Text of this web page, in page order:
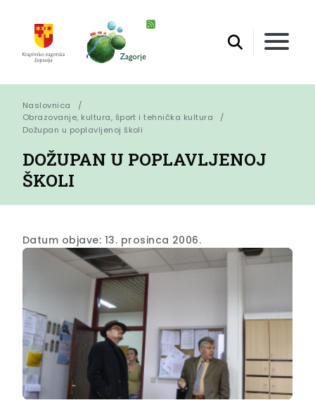
Naslovnica
Obrazovanje, kultura, šport i tehnička kultura
Dožupan u poplavljenoj školi
DOŽUPAN U POPLAVLJENOJ
ŠKOLI
Datum objave: 13. prosinca 2006.